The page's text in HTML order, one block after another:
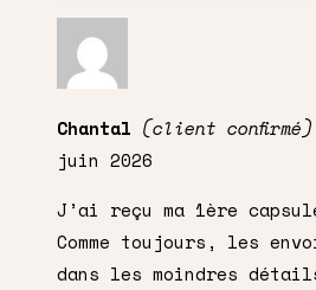
Chantal (client confirmé)
juin 2026
J’ai reçu ma 1ère
Comme toujours, les
dans les moindres